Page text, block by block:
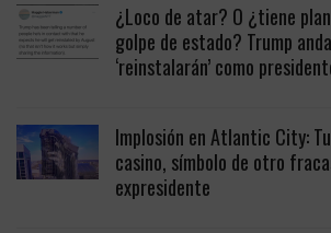
¿Loco de atar? O ¿tiene
golpe de estado? Trump
‘reinstalarán’ como
Implosión en Atlantic City:
casino, símbolo de otro
expresidente